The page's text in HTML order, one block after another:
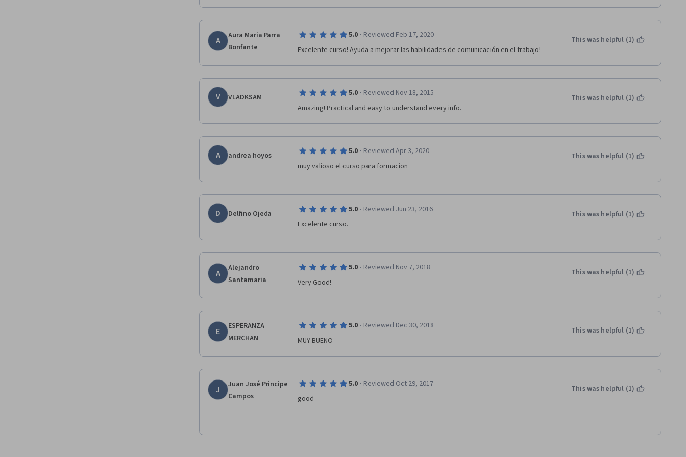
A
Aura Maria Parra
Bonfante
5.0 · Reviewed Feb 17, 2020
Excelente curso! Ayuda a mejorar las habilidades de comunicación en el trabajo!
This was helpful (1)
V VLADKSAM 5.0 · Reviewed Nov 18, 2015
Amazing! Practical and easy to understand every info.
This was helpful (1)
A andrea hoyos 5.0 · Reviewed Apr 3, 2020
muy valioso el curso para formacion
This was helpful (1)
D Delfino Ojeda 5.0 · Reviewed Jun 23, 2016
Excelente curso.
This was helpful (1)
A
Alejandro
Santamaria
5.0 · Reviewed Nov 7, 2018
Very Good!
This was helpful (1)
E
ESPERANZA
MERCHAN
5.0 · Reviewed Dec 30, 2018
MUY BUENO
This was helpful (1)
J
Juan José Principe
Campos
5.0 · Reviewed Oct 29, 2017
good
This was helpful (1)